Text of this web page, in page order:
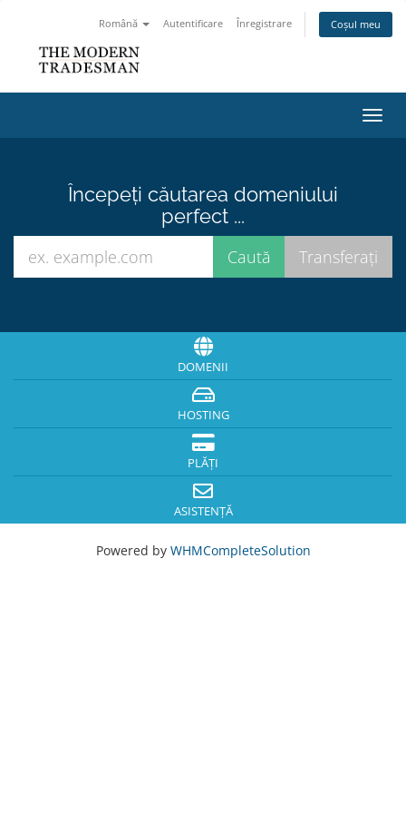
Română Autentificare Înregistrare Coșul meu
Începeți căutarea domeniului
perfect ...
DOMENII
HOSTING
PLĂȚI
ASISTENȚĂ
Powered by WHMCompleteSolution